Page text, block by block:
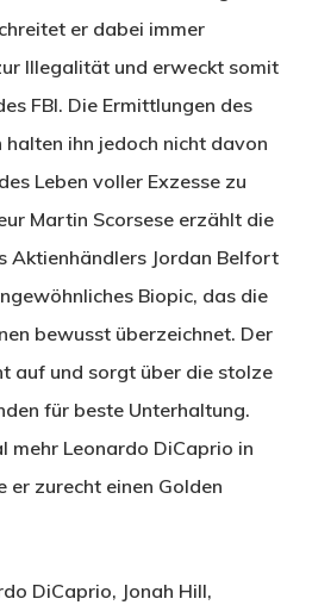
er dabei immer
Illegalität und erweckt somit
FBI. Die Ermittlungen des
ihn jedoch nicht davon
Leben voller Exzesse zu
Martin Scorsese erzählt die
Aktienhändlers Jordan Belfort
Biopic, das die
bewusst überzeichnet. Der
auf und sorgt über die stolze
für beste Unterhaltung.
mehr Leonardo DiCaprio in
er zurecht einen Golden
DiCaprio, Jonah Hill,